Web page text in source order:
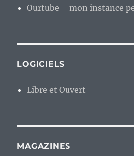
Ourtube – mon instance
LOGICIELS
Libre et Ouvert
MAGAZINES